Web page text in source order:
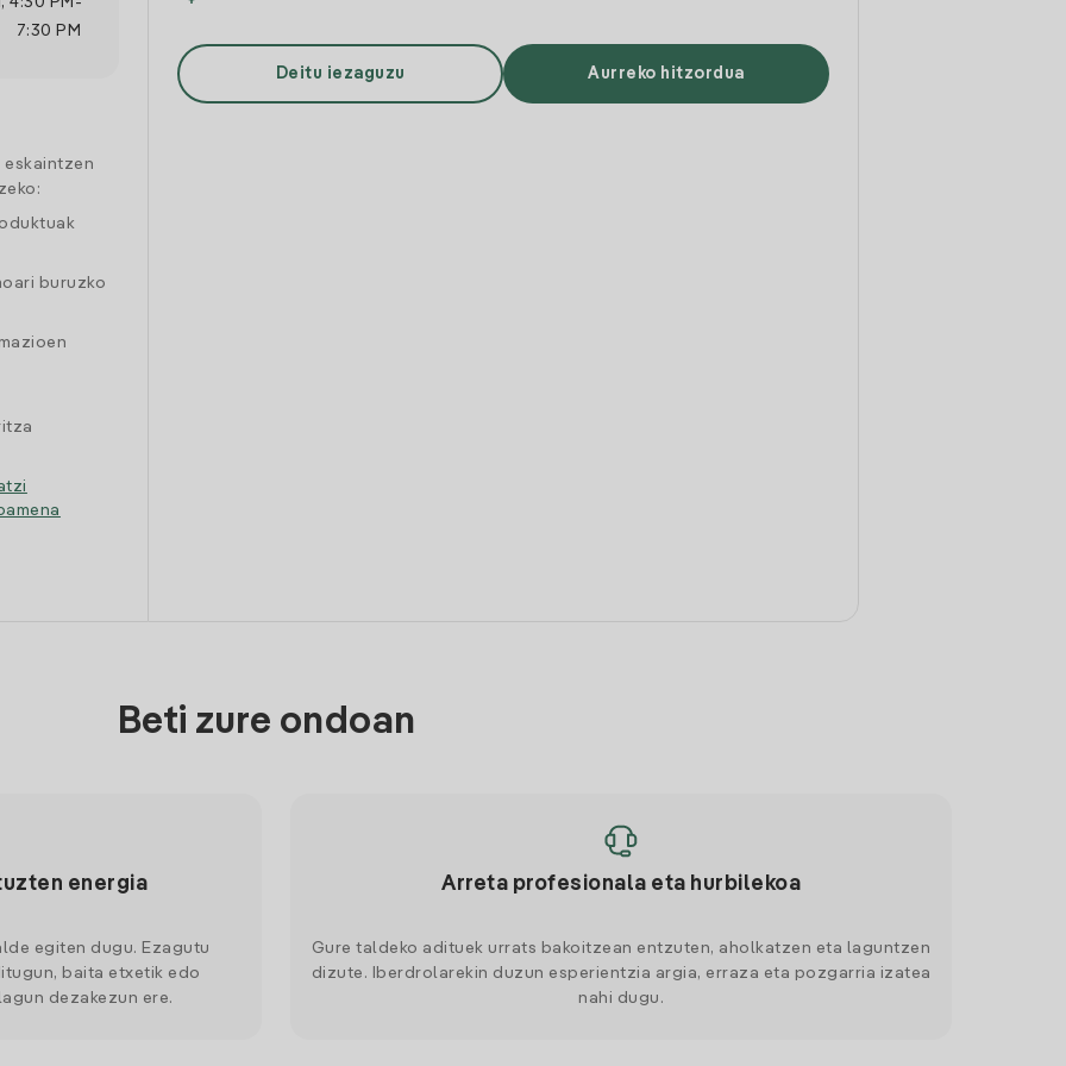
7:30 PM
buruzko
Deitu iezaguzu Aurreko hitzordua
Beti zure ondoan
energia
egiten dugu. Ezagutu
baita etxetik edo
dezakezun ere.
Arreta profesionala eta hurbilekoa
Gure taldeko adituek urrats bakoitzean entzuten, aholkatzen eta laguntzen
dizute. Iberdrolarekin duzun esperientzia argia, erraza eta pozgarria izatea
nahi dugu.